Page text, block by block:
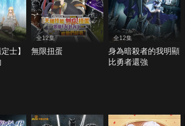
士】
全12集
無限扭蛋
全12集
身為暗殺者的我明顯
比勇者還強